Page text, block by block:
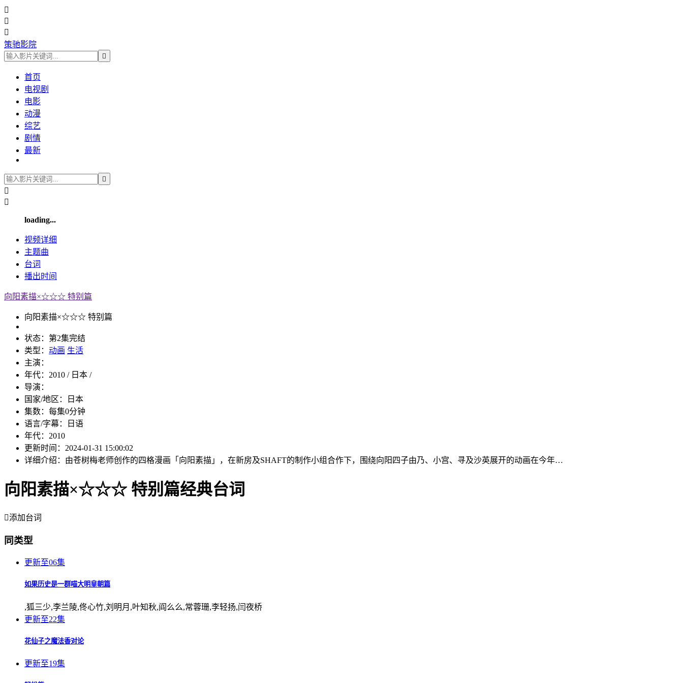



策驰影院

首页
电视剧
电影
动漫
综艺
剧情
最新



loading...
视频详细
主题曲
台词
播出时间
向阳素描×☆☆☆ 特别篇
向阳素描×☆☆☆ 特别篇
状态： 第2集完结
类型： 动画 生活
主演：
年代： 2010 / 日本 /
导演：
国家/地区：
日本
集数： 每集0分钟
语言/字幕：
日语
年代： 2010
更新时间： 2024-01-31 15:00:02
详细介绍： 由苍树梅老师创作的四格漫画「向阳素描」，在新房及SHAFT的制作小组合作下，围绕向阳四子由乃、小宫、寻及沙英展开的动画在今年…
向阳素描×☆☆☆ 特别篇经典台词
添加台词
同类型
更新至06集
如果历史是一群喵大明皇朝篇
,狐三少,李兰陵,佟心竹,刘明月,叶知秋,阎么么,常蓉珊,李轻扬,闫夜桥
更新至22集
花仙子之魔法香对论
更新至19集